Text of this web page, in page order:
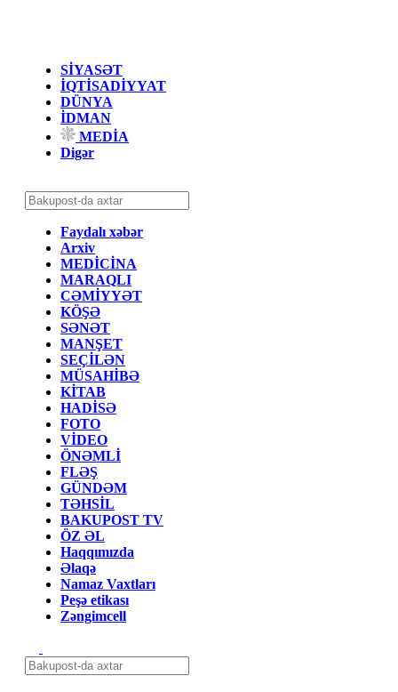
SİYASƏT
İQTİSADİYYAT
DÜNYA
İDMAN
MEDİA
Digər
Faydalı xəbər
Arxiv
MEDİCİNA
MARAQLI
CƏMİYYƏT
KÖŞƏ
SƏNƏT
MANŞET
SEÇİLƏN
MÜSAHİBƏ
KİTAB
HADİSƏ
FOTO
VİDEO
ÖNƏMLİ
FLƏŞ
GÜNDƏM
TƏHSİL
BAKUPOST TV
ÖZ ƏL
Haqqımızda
Əlaqə
Namaz Vaxtları
Peşə etikası
Zəngimcell